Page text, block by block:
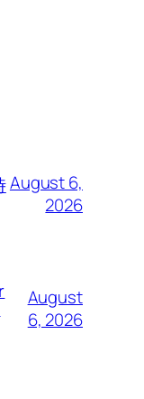
August 6,
2026
August
6, 2026